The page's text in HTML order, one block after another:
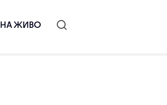
НА ЖИВО